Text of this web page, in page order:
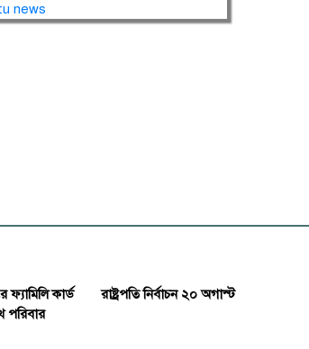
news
কার্ড
পরিবার
রাষ্ট্রপতি নির্বাচন ২০ অগাস্ট